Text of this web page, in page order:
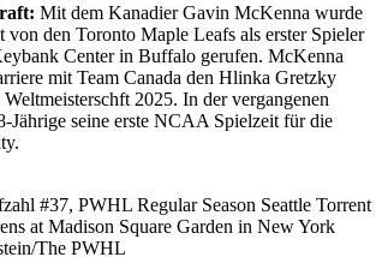
Mit dem Kanadier Gavin McKenna wurde
von den Toronto Maple Leafs als erster Spieler
Center in Buffalo gerufen. McKenna
mit Team Canada den Hlinka Gretzky
2025. In der vergangenen
Jährige seine erste NCAA Spielzeit für die
#37, PWHL Regular Season Seattle Torrent
at Madison Square Garden in New York
The PWHL